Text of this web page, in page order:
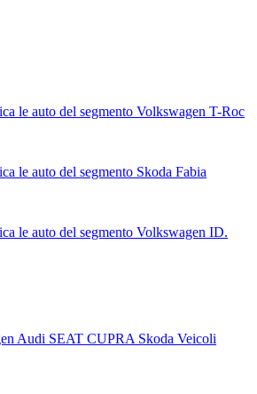
Audi SEAT CUPRA Skoda Veicoli